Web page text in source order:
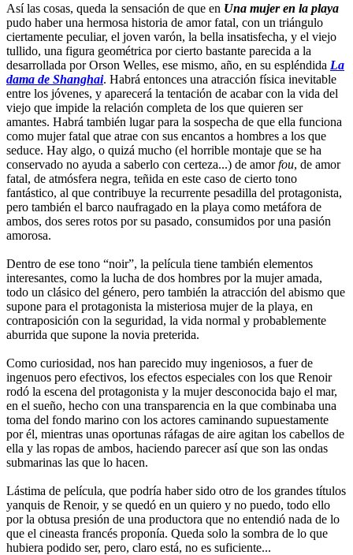
Así las cosas, queda la sensación de que en Una mujer en la playa
pudo haber una hermosa historia de amor fatal, con un triángulo
ciertamente peculiar, el joven varón, la bella insatisfecha, y el viejo
tullido, una figura geométrica por cierto bastante parecida a la
desarrollada por Orson Welles, ese mismo, año, en su espléndida La
dama de Shanghai. Habrá entonces una atracción física inevitable
entre los jóvenes, y aparecerá la tentación de acabar con la vida del
viejo que impide la relación completa de los que quieren ser
amantes. Habrá también lugar para la sospecha de que ella funciona
como mujer fatal que atrae con sus encantos a hombres a los que
seduce. Hay algo, o quizá mucho (el horrible montaje que se ha
conservado no ayuda a saberlo con certeza...) de amorfou, de amor
fatal, de atmósfera negra, teñida en este caso de cierto tono
fantástico, al que contribuye la recurrente pesadilla del protagonista,
pero también el barco naufragado en la playa como metáfora de
ambos, dos seres rotos por su pasado, consumidos por una pasión
amorosa.
Dentro de ese tono “noir”, la película tiene también elementos
interesantes, como la lucha de dos hombres por la mujer amada,
todo un clásico del género, pero también la atracción del abismo que
supone para el protagonista la misteriosa mujer de la playa, en
contraposición con la seguridad, la vida normal y probablemente
aburrida que supone la novia preterida.
Como curiosidad, nos han parecido muy ingeniosos, a fuer de
ingenuos pero efectivos, los efectos especiales con los que Renoir
rodó la escena del protagonista y la mujer desconocida bajo el mar,
en el sueño, hecho con una transparencia en la que combinaba una
toma del fondo marino con los actores caminando supuestamente
por él, mientras unas oportunas ráfagas de aire agitan los cabellos de
ella y las ropas de ambos, haciendo parecer así que son las ondas
submarinas las que lo hacen.
Lástima de película, que podría haber sido otro de los grandes títulos
yanquis de Renoir, y se quedó en un quiero y no puedo, todo ello
por la obtusa presión de una productora que no entendió nada de lo
que el cineasta francés proponía. Queda solo la sombra de lo que
hubiera podido ser, pero, claro está, no es suficiente...